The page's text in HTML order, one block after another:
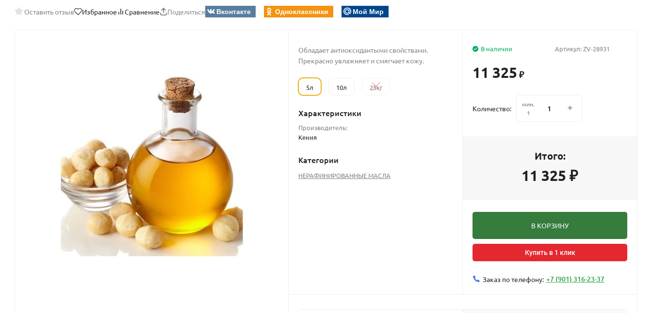
Оставить отзыв Избранное Сравнение Поделиться Вконтакте Одноклассники Мой Мир
Обладает антиоксидантыми свойствами.
Прекрасно увлажняет и смягчает кожу.
5л 10л 25кг
Характеристики
Производитель:
Кения
Категории
НЕРАФИНИРОВАННЫЕ МАСЛА
Артикул:ZV-28931
В наличии
11 325 ₽
Количество:
мин.
1
Итого:
11 325 ₽
В КОРЗИНУ
Купить в 1 клик
Заказ по телефону: +7 (901) 316-23-37